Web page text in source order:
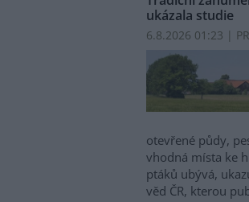
ukázala studie
6.8.2026 01:23 |
otevřené půdy,
vhodná místa ke
ptáků ubývá,
věd ČR, kterou